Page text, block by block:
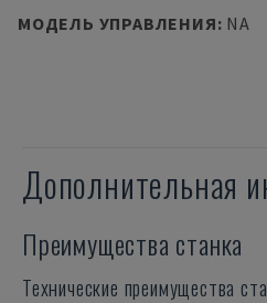
МОДЕЛЬ УПРАВЛЕНИЯ: NA
Дополнительная
Преимущества станка
Технические преимущества